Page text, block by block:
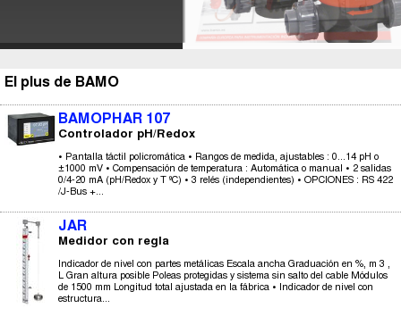
El plus de BAMO
BAMOPHAR 107
Controlador pH/Redox
• Pantalla táctil policromática • Rangos de medida, ajustables : 0...14 pH o
±1000 mV • Compensación de temperatura : Automática o manual • 2 salidas
0/4-20 mA (pH/Redox y T ºC) • 3 relés (independientes) • OPCIONES : RS 422
/J-Bus +...
JAR
Medidor con regla
Indicador de nivel con partes metálicas Escala ancha Graduación en %, m 3 ,
L Gran altura posible Poleas protegidas y sistema sin salto del cable Módulos
de 1500 mm Longitud total ajustada en la fábrica • Indicador de nivel con
estructura...